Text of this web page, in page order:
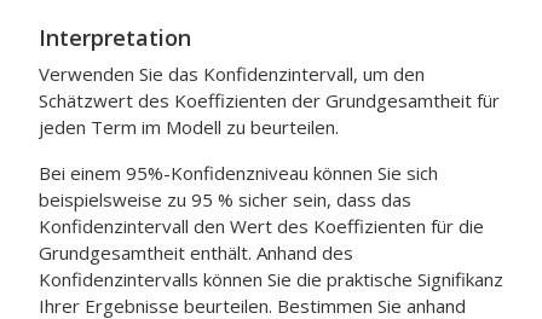
Interpretation
Verwenden Sie das Konfidenzintervall, um den
Schätzwert des Koeffizienten der Grundgesamtheit für
jeden Term im Modell zu beurteilen.
Bei einem 95%-Konfidenzniveau können Sie sich
beispielsweise zu 95 % sicher sein, dass das
Konfidenzintervall den Wert des Koeffizienten für die
Grundgesamtheit enthält. Anhand des
Konfidenzintervalls können Sie die praktische Signifikanz
Ihrer Ergebnisse beurteilen. Bestimmen Sie anhand